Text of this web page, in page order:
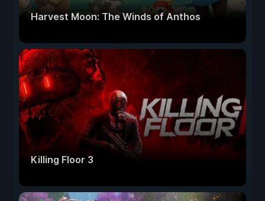
Harvest Moon: The Winds of Anthos
Killing Floor 3